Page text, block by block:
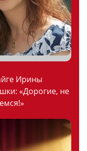
Ирины
«Дорогие, не